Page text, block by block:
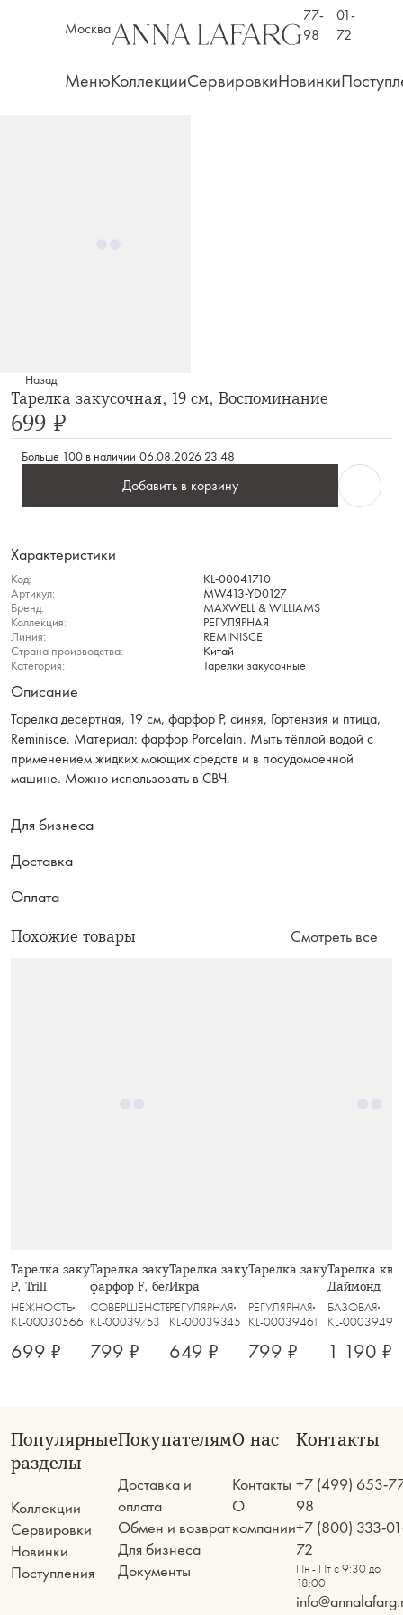
Москва
77-
98
01-
72
МенюКоллекцииСервировкиНовинки
Назад
Тарелка закусочная, 19 см, Воспоминание
699 ₽
Больше 100 в наличии 06.08.2026 23:48
Добавить в корзину
Характеристики
Код:
KL-00041710
Артикул:
MW413-YD0127
Бренд:
MAXWELL & WILLIAMS
Коллекция:
РЕГУЛЯРНАЯ
Линия:
REMINISCE
Страна производства:
Китай
Категория:
Тарелки закусочные
Описание
Тарелка десертная, 19 см, фарфор P, синяя, Гортензия и птица,
Reminisce. Материал: фарфор Рorcelain. Мыть тёплой водой с
применением жидких моющих средств и в посудомоечной
машине. Можно использовать в СВЧ.
Для бизнеса
Доставка
Оплата
Похожие товары Смотреть все
Тарелка закусочная, 21 см, стекло
Р, Trill
НЕЖНОСТЬ
KL-00030566
699 ₽
Тарелка закусочная, 21,5 см,
фарфор F, белая, с серебристым
кантом, Lotus silver
СОВЕРШЕНСТВО
KL-00039753
799 ₽
Тарелка закусочная, 20 см, пепел,
Икра
РЕГУЛЯРНАЯ
KL-00039345
649 ₽
Тарелка закусочная, 21,5
РЕГУЛЯРНАЯ
KL-00039461
799 ₽
Тарелка
Даймонд
БАЗОВАЯ
KL-00039491
1 190 ₽
Популярные
разделы
Коллекции
Сервировки
Новинки
Поступления
Покупателям
Доставка и
оплата
Обмен и возврат
Для бизнеса
Документы
О нас
Контакты
О
компании
Контакты
+7 (499) 653-
98
+7 (800) 333-
72
Пн - Пт с 9:30 до
18:00